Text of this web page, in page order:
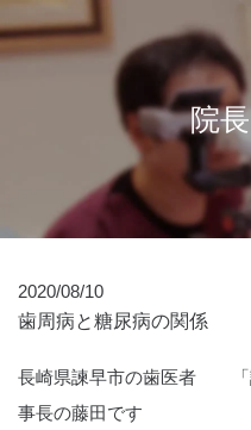
院
2020/08/10
歯周病と糖尿病の関係
長崎県諫早市の歯医者 「
事長の藤田です